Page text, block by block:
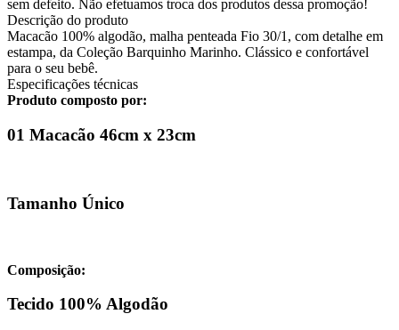
sem defeito. Não efetuamos troca dos produtos dessa promoção!
Descrição do produto
Macacão 100% algodão, malha penteada Fio 30/1, com detalhe em
estampa, da Coleção Barquinho Marinho. Clássico e confortável
para o seu bebê.
Especificações técnicas
Produto composto por:
01 Macacão 46cm x 23cm
Tamanho Único
Composição:
Tecido 100% Algodão